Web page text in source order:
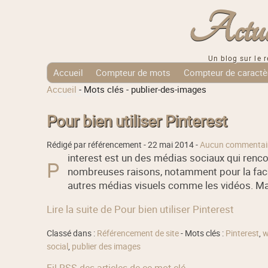
Un blog sur le
Accueil Compteur de mots Compteur de
Tags Cloud
Accueil - Mots clés - publier-des-images
Pour bien utiliser Pinterest
Rédigé par référencement -22 mai 2014-Aucun
P
interest est un des médias sociaux qui
nombreuses raisons, notamment pour la
autres médias visuels comme les vidéos.
Lire la suite de Pour bien utiliser Pinterest
Classé dans : Référencement de site- Mots clés : Pinterest,
social, publier des images